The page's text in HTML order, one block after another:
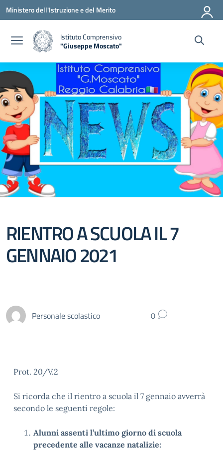
Vai ai contenuti
Vai al menu di navigazione
Vai al footer
Ministero dell'Istruzione e del Merito
Istituto Comprensivo
"Giuseppe Moscato"
RIENTRO A SCUOLA IL 7
GENNAIO 2021
Personale scolastico 0
Prot. 20/V.2
Si ricorda che il rientro a scuola il 7 gennaio avverrà
secondo le seguenti regole:
Alunni assenti l’ultimo giorno di scuola
precedente alle vacanze natalizie: